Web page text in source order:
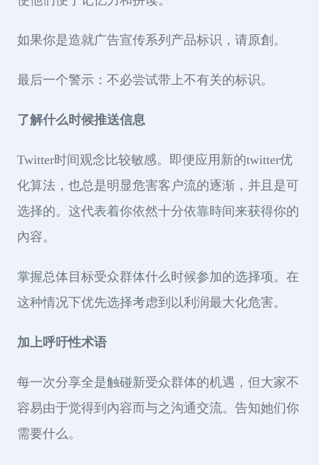
如果你是造就广告宣传系列产品标识，请原創。
最后一个警示：不必尝试带上不有关的标识。
了解什么时候推送信息
Twitter时间观念比较敏感。即便应用新的twitter优
化算法，也总是明显危害客户流的逐渐，并且是可
选择的。这代表着你依然十分依靠時间来获得你的
內容。
掌握总体目标受众群体什么时候参加的选择项。在
这种情况下优先选择考虑到以利润最大化危害。
加上呼吁性术语
每一次分享全是触碰新受众群体的机遇，但大家不
容易由于觉得到內容而与之沟通交流。告知她们你
需要什么。